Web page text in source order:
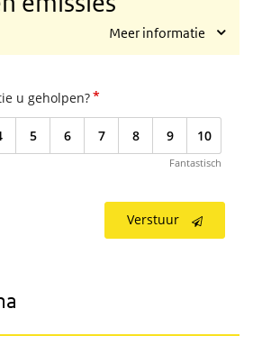
Meer informatie
u geholpen?*
5 6 7 8 9 10
Fantastisch
Verstuur